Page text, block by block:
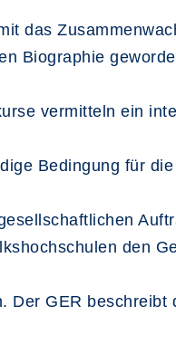
das
Biographie
vermitteln ein
Bedingung für
den
GER beschreibt